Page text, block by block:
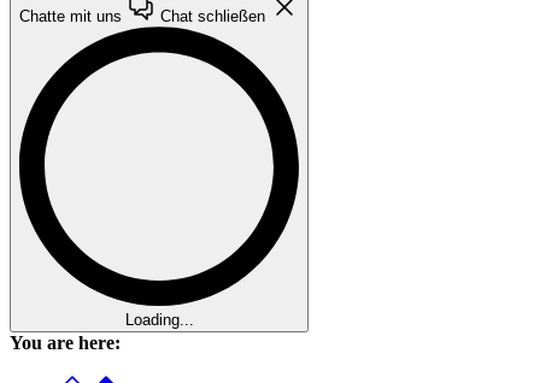
Chatte mit uns Chat schließen
Loading...
You are here: